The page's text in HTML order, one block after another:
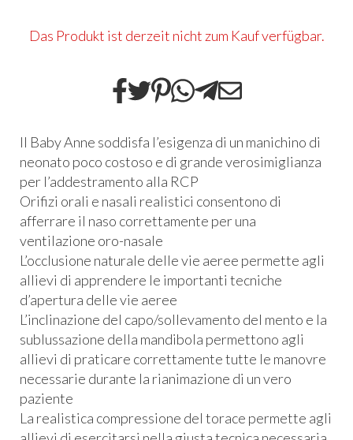
Das Produkt ist derzeit nicht zum Kauf verfügbar.
Il Baby Anne soddisfa l’esigenza di un manichino di
neonato poco costoso e di grande verosimiglianza
per l’addestramento alla RCP
Orifizi orali e nasali realistici consentono di
afferrare il naso correttamente per una
ventilazione oro-nasale
L’occlusione naturale delle vie aeree permette agli
allievi di apprendere le importanti tecniche
d’apertura delle vie aeree
L’inclinazione del capo/sollevamento del mento e la
sublussazione della mandibola permettono agli
allievi di praticare correttamente tutte le manovre
necessarie durante la rianimazione di un vero
paziente
La realistica compressione del torace permette agli